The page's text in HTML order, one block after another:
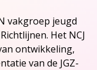
vakgroep jeugd
Het NCJ
ontwikkeling,
van de JGZ-